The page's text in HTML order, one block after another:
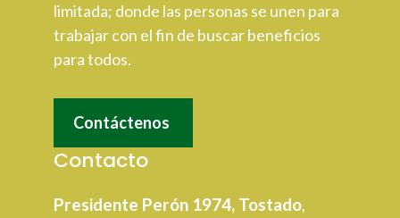
limitada; donde las personas se unen para
trabajar con el fin de buscar beneficios
para todos.
Contáctenos
Contacto
Presidente Perón 1974, Tostado,